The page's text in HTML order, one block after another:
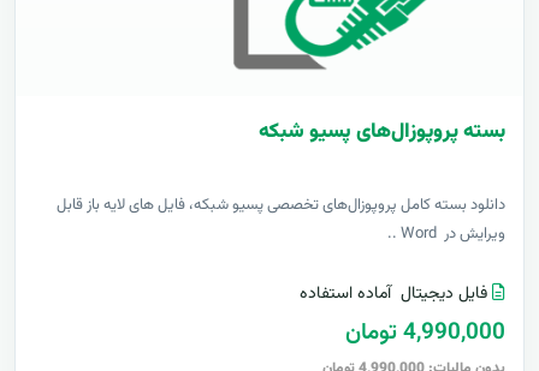
بسته پروپوزال‌های پسیو شبکه
دانلود بسته کامل پروپوزال‌های تخصصی پسیو شبکه، فایل های لایه باز قابل
ویرایش در Word ..
فایل دیجیتال آماده استفاده
4,990,000 تومان